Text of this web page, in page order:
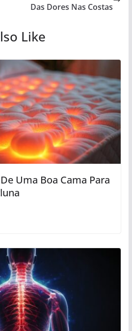
Das Dores Nas Costas
Like
Uma Boa Cama Para